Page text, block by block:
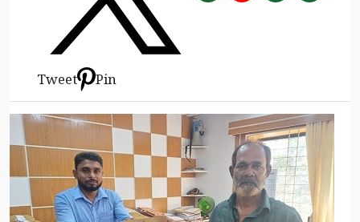
Tweet Pin